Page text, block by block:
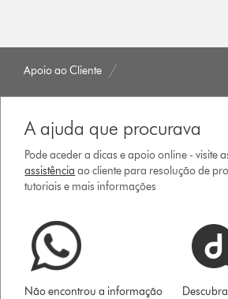
Apoio ao Cliente
A ajuda que procurava
Pode aceder a dicas e apoio online - visite
assistência ao cliente para resolução de
tutoriais e mais informações
Não encontrou a informação